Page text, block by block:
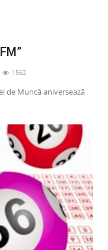
1562
de Muncă aniversează